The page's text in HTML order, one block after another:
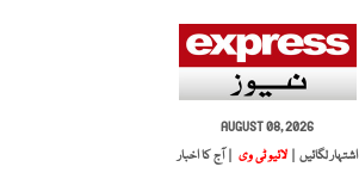
AUGUST 08, 2026
اشتہار لگائیں |
لائیو ٹی وی | آج کا اخبار